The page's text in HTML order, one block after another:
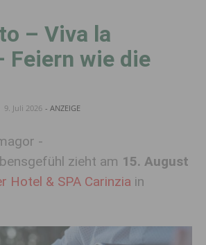
– Viva la
Feiern wie die
9. Juli 2026 - ANZEIGE
-
zieht am 15. August
Hotel & SPA Carinzia in